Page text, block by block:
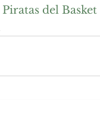
Piratas del Basket